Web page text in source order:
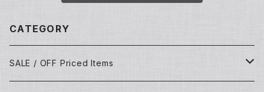
CATEGORY
SALE / OFF Priced Items